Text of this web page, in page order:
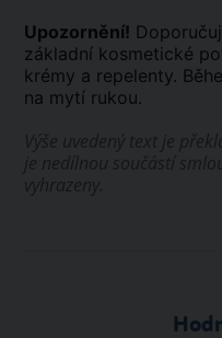
Upozornění!
základní kosmetické
krémy a repelenty.
na mytí rukou.